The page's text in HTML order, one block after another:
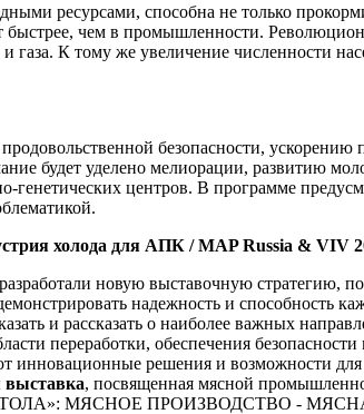
ресурсами, способна не только
чем в промышленности.
газа. К тому же увеличение численности
безопасности, ускорению
будет уделено мелиорации, развитию
генетических центров. В программе
холода для АПК / MAP Russia & VIV
новую выставочную
надежность и способность
и рассказать о наиболее важных
переработки, обеспечения
инновационные решения и возможности
выставка, посвященная мясной
до СТОЛА»: МЯСНОЕ ПРОИЗВОДСТВО